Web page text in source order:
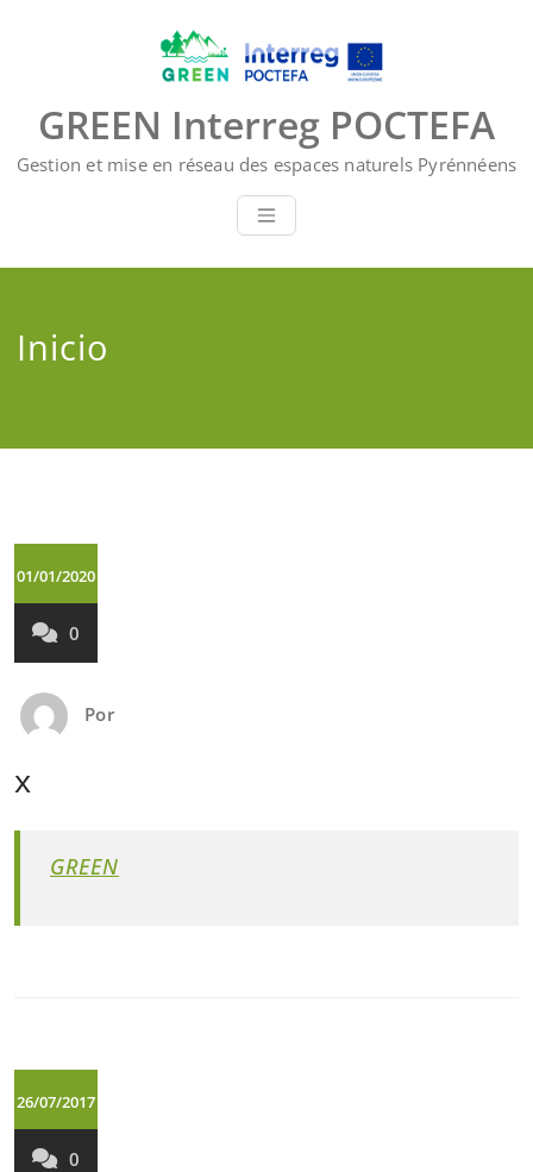
GREEN Interreg POCTEFA
Gestion et mise en réseau des espaces naturels Pyrénnéens
Inicio
01/01/2020
0
Por
x
GREEN
26/07/2017
0